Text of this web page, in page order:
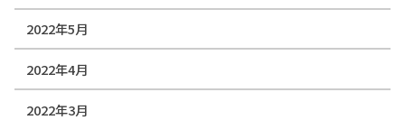
2022年5月
2022年4月
2022年3月